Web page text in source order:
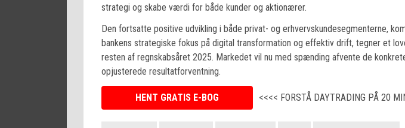
strategi og skabe værdi for både kunder og aktionærer.
Den fortsatte positive udvikling i både privat- og erhvervskundesegmenterne,
bankens strategiske fokus på digital transformation og effektiv drift, tegner et
resten af regnskabsåret 2025. Markedet vil nu med spænding afvente de
opjusterede resultatforventning.
HENT GRATIS E-BOG <<<< FORSTÅ DAYTRADING PÅ 20